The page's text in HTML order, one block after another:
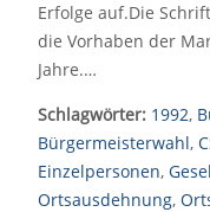
Erfolge auf.Die
die Vorhaben der
Jahre.…
Schlagwörter: 1992,
Bürgermeisterwahl,
Einzelpersonen,
Ortsausdehnung,